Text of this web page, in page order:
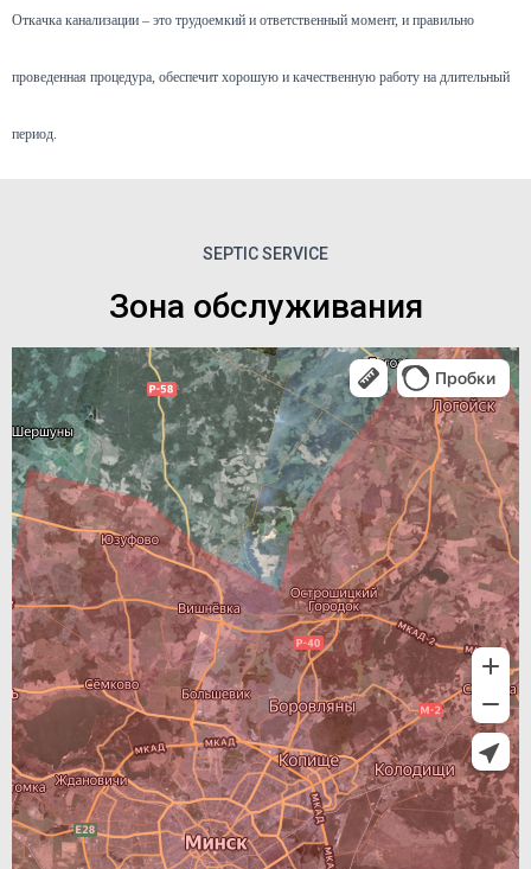
Откачка канализации – это трудоемкий и ответственный момент, и правильно
проведенная процедура, обеспечит хорошую и качественную работу на длительный
период.
SEPTIC SERVICE
Зона обслуживания